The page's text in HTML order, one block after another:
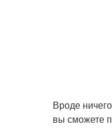
Вроде
вы сможете